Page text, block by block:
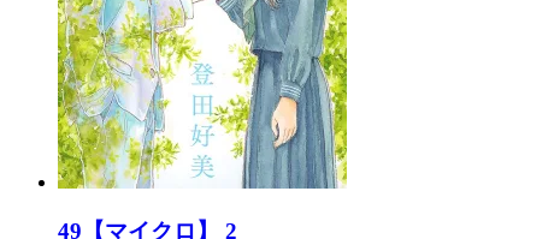
49【マイクロ】 2